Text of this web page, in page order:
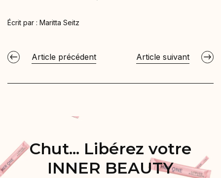
Écrit par : Maritta Seitz
Article précédent Article suivant
Chut... Libérez votre
INNER BEAUTY